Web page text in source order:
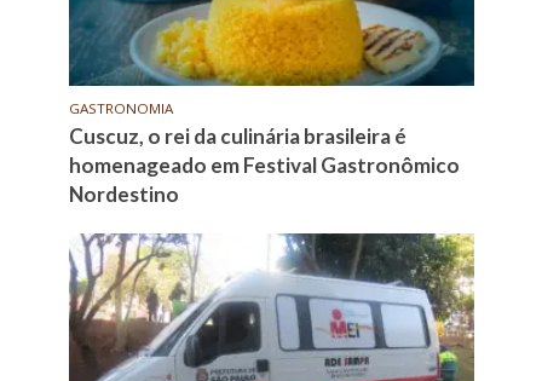
GASTRONOMIA
Cuscuz, o rei da culinária brasileira é
homenageado em Festival Gastronômico
Nordestino